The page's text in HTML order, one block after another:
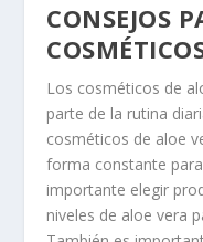
CONSEJOS
Los cosméticos de
parte de la rutina
cosméticos de aloe
forma constante
importante elegir
niveles de aloe vera